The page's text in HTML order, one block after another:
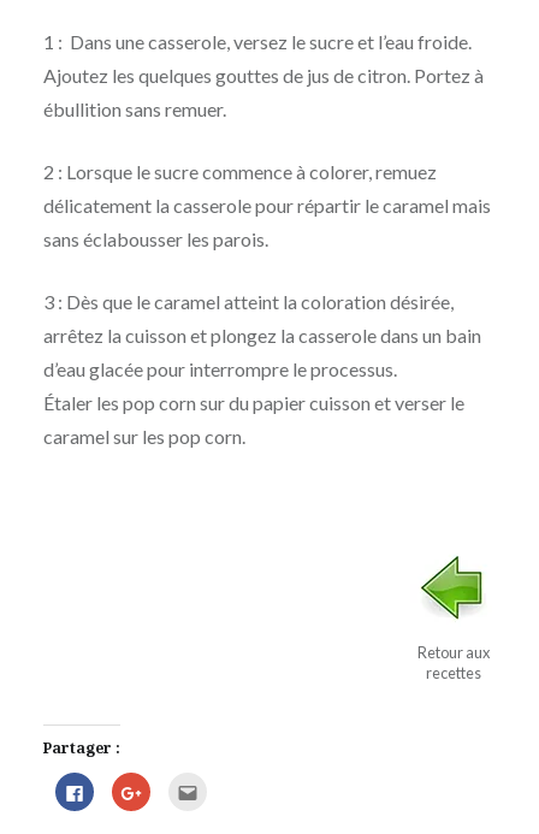
1 : Dans une casserole, versez le sucre et l’eau froide.
Ajoutez les quelques gouttes de jus de citron. Portez à
ébullition sans remuer.
2 : Lorsque le sucre commence à colorer, remuez
délicatement la casserole pour répartir le caramel mais
sans éclabousser les parois.
3 : Dès que le caramel atteint la coloration désirée,
arrêtez la cuisson et plongez la casserole dans un bain
d’eau glacée pour interrompre le processus.
Étaler les pop corn sur du papier cuisson et verser le
caramel sur les pop corn.
Retour aux
recettes
Partager :
Cliquez
pour
partager
Cliquez
pour